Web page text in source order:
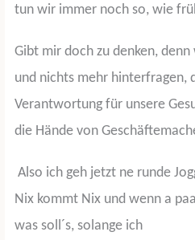
tun wir immer noch so, wie
Gibt mir doch zu denken,
und nichts mehr hinterfragen,
Verantwortung für unsere
die Hände von
Also ich geh jetzt ne runde
Nix kommt Nix und wenn a
was soll´s, solange ich